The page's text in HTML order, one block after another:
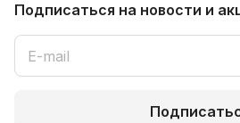
Подписаться на новости и